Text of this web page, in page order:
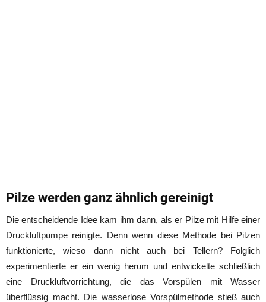
Pilze werden ganz ähnlich gereinigt
Die entscheidende Idee kam ihm dann, als er Pilze mit Hilfe einer
Druckluftpumpe reinigte. Denn wenn diese Methode bei Pilzen
funktionierte, wieso dann nicht auch bei Tellern? Folglich
experimentierte er ein wenig herum und entwickelte schließlich
eine Druckluftvorrichtung, die das Vorspülen mit Wasser
überflüssig macht. Die wasserlose Vorspülmethode stieß auch